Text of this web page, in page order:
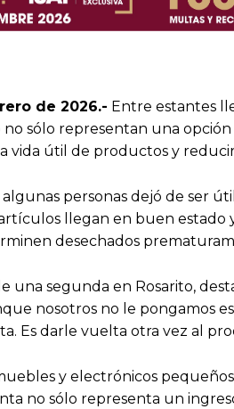
de 2026.- Entre estantes
sólo representan una
vida útil de productos y
algunas personas dejó de ser
llegan en buen estado
desechados
una segunda en Rosarito,
nosotros no le pongamos
Es darle vuelta otra vez al
y electrónicos
no sólo representa un